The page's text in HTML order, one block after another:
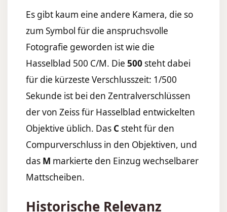
Es gibt kaum eine andere Kamera, die so
zum Symbol für die anspruchsvolle
Fotografie geworden ist wie die
Hasselblad 500 C/M. Die500steht dabei
für die kürzeste Verschlusszeit: 1/500
Sekunde ist bei den Zentralverschlüssen
der von Zeiss für Hasselblad entwickelten
Objektive üblich. Das Csteht für den
Compurverschluss in den Objektiven, und
das M markierte den Einzug wechselbarer
Mattscheiben.
Historische Relevanz